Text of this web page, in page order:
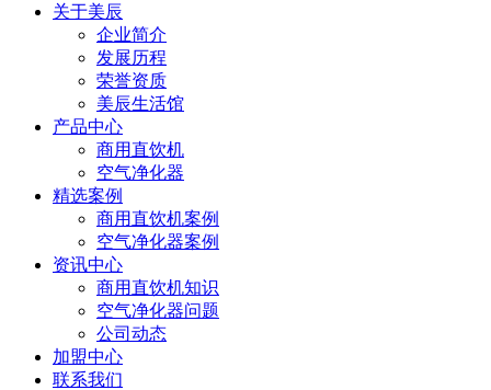
关于美辰
企业简介
发展历程
荣誉资质
美辰生活馆
产品中心
商用直饮机
空气净化器
精选案例
商用直饮机案例
空气净化器案例
资讯中心
商用直饮机知识
空气净化器问题
公司动态
加盟中心
联系我们